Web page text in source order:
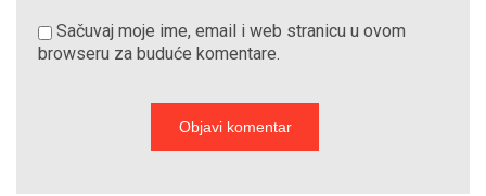
Sačuvaj moje ime, email i web stranicu u ovom
browseru za buduće komentare.